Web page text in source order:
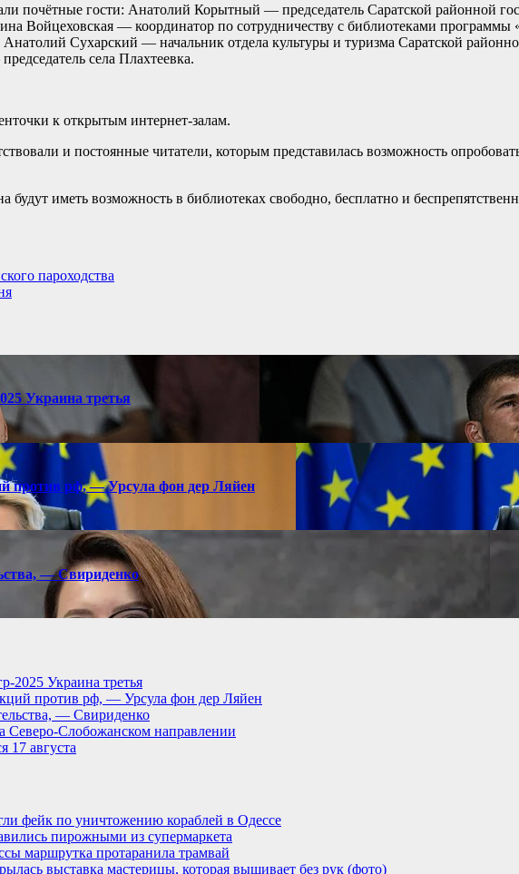
почётные гости: Анатолий Корытный — председатель Саратской районной
Войцеховская — координатор по сотрудничеству с библиотеками
Сухарский — начальник отдела культуры и туризма Саратской
села Плахтеевка.
к открытым интернет-залам.
и постоянные читатели, которым представилась возможность
иметь возможность в библиотеках свободно, бесплатно и
пароходства
Украина третья
против рф, — Урсула фон дер Ляйен
— Свириденко
2025 Украина третья
против рф, — Урсула фон дер Ляйен
— Свириденко
Слобожанском направлении
17 августа
фейк по уничтожению кораблей в Одессе
пирожными из супермаркета
маршрутка протаранила трамвай
выставка мастерицы, которая вышивает без рук (фото)